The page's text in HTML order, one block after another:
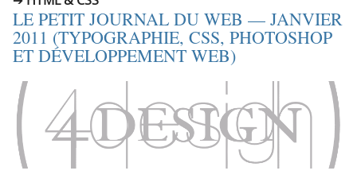
LE PETIT JOURNAL DU WEB — JANVIER
2011 (TYPOGRAPHIE, CSS, PHOTOSHOP
ET DÉVELOPPEMENT WEB)